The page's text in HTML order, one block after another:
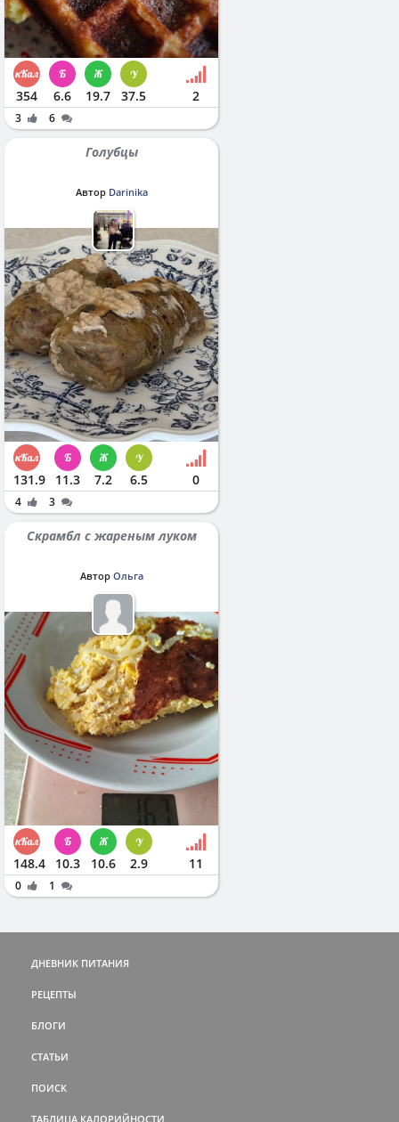
354 6.6 19.7 37.5 2
3 6
Голубцы
Автор Darinika
131.9 11.3 7.2 6.5 0
4 3
Скрамбл с жареным луком
Автор Ольга
148.4 10.3 10.6 2.9 11
0 1
ДНЕВНИК ПИТАНИЯ
РЕЦЕПТЫ
БЛОГИ
СТАТЬИ
ПОИСК
ТАБЛИЦА КАЛОРИЙНОСТИ